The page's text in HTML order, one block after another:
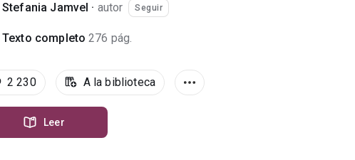
Stefania Jamvel · autor Seguir
Texto completo 276 pág.
2 230 A la biblioteca
Leer